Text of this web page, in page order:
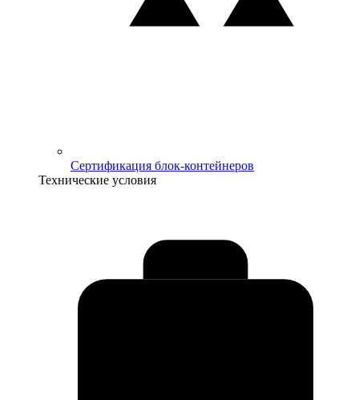
Сертификация блок-контейнеров
Технические условия